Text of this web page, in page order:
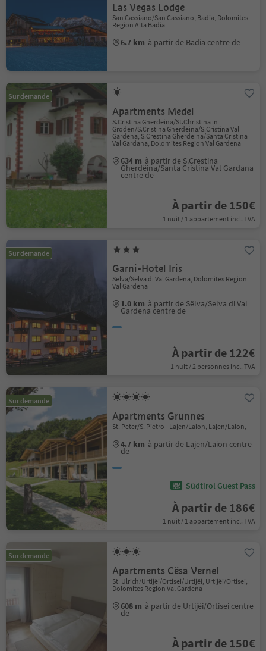
Las Vegas Lodge
San Cassiano/San Cassiano, Badia, Dolomites
Region Alta Badia
6.7 km à partir de Badia centre de
Sur demande
Apartments Medel
S.Cristina Gherdëina/St.Christina in
Gröden/S.Cristina Gherdëina/S.Cristina Val
Gardena, S.Crestina Gherdëina/Santa Cristina
Val Gardana, Dolomites Region Val Gardena
634 m à partir de S.Crestina
Gherdëina/Santa Cristina Val Gardana
centre de
À partir de 150€
1 nuit / 1 appartement incl. TVA
Sur demande
Garni-Hotel Iris
Sëlva/Selva di Val Gardena, Dolomites Region
Val Gardena
1.0 km à partir de Sëlva/Selva di Val
Gardena centre de
À partir de 122€
1 nuit / 2 personnes incl. TVA
Sur demande
Apartments Grunnes
St. Peter/S. Pietro - Lajen/Laion, Lajen/Laion,
4.7 km à partir de Lajen/Laion centre
de
Südtirol Guest Pass
À partir de 186€
1 nuit / 1 appartement incl. TVA
Sur demande
Apartments Cësa Vernel
St. Ulrich/Urtijëi/Ortisei/Urtijëi, Urtijëi/Ortisei,
Dolomites Region Val Gardena
608 m à partir de Urtijëi/Ortisei centre
de
À partir de 150€